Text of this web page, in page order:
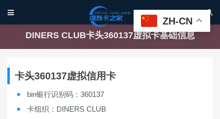
 
DINERS CLUB卡头360137虚拟卡基础信息
卡头360137虚拟信用卡
bin银行识别码：360137
卡组织：DINERS CLUB
ZH-CN